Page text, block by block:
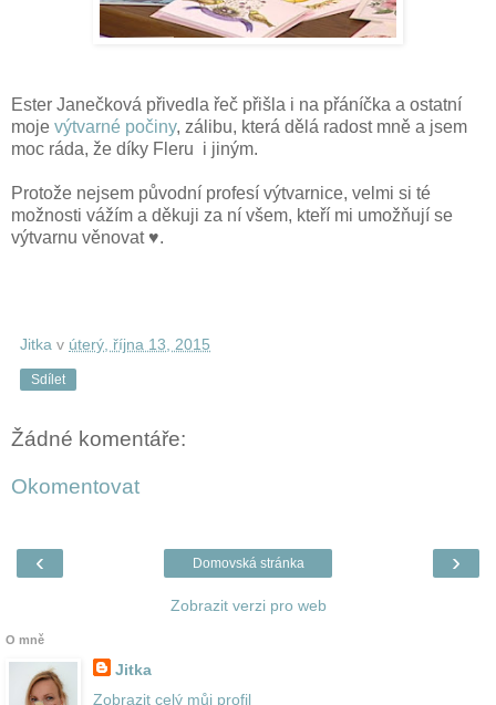
Ester Janečková přivedla řeč přišla i na přáníčka a ostatní
moje výtvarné počiny, zálibu, která dělá radost mně a jsem
moc ráda, že díky Fleru i jiným.
Protože nejsem původní profesí výtvarnice, velmi si té
možnosti vážím a děkuji za ní všem, kteří mi umožňují se
výtvarnu věnovat ♥.
Jitka v úterý, října 13, 2015
Sdílet
Žádné komentáře:
Okomentovat
‹ ›
Domovská stránka
Zobrazit verzi pro web
O mně
Jitka
Zobrazit celý můj profil